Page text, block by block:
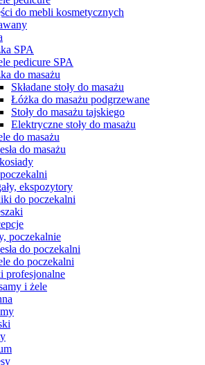
do mebli kosmetycznych
SPA
pedicure SPA
do masażu
Składane stoły do masażu
Łóżka do masażu podgrzewane
Stoły do masażu tajskiego
Elektryczne stoły do masażu
do masażu
do masażu
ekspozytory
do poczekalni
poczekalnie
do poczekalni
do poczekalni
profesjonalne
i żele